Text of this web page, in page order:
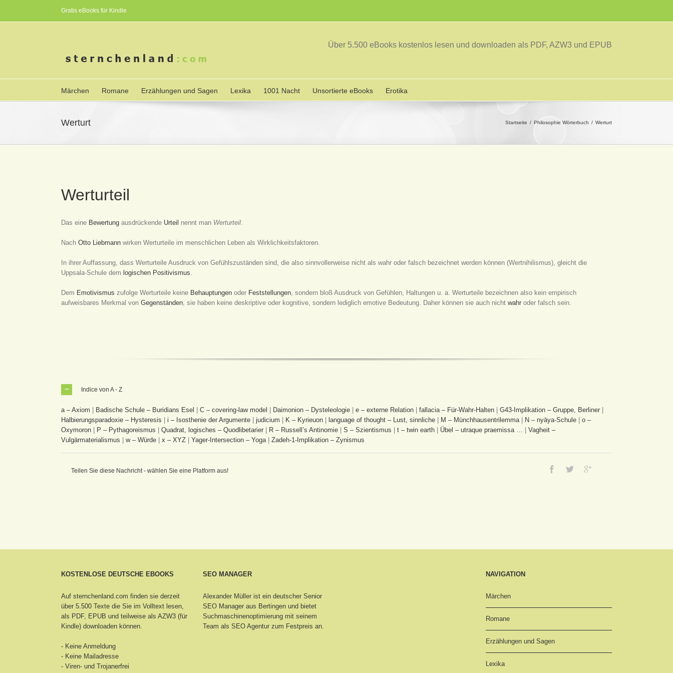
Gratis eBooks für Kindle
Über 5.500 eBooks kostenlos lesen und downloaden als PDF, AZW3 und EPUB
Märchen Romane Erzählungen und Sagen Lexika 1001 Nacht Unsortierte eBooks Erotika
Werturt Startseite Philosophie Wörterbuch Werturt
Werturteil
Das eine Bewertung ausdrückende Urteil nennt man Werturteil
Nach Otto Liebmann wirken Werturteile im menschlichen Leben als Wirklichkeitsfaktoren.
In ihrer Auffassung, dass Werturteile Ausdruck von Gefühlszuständen sind, die also sinnvollerweise nicht als wahr oder falsch bezeichnet werden können (Wertnihilismus), gleicht die
Uppsala-Schule dem logischen Positivismus
Dem Emotivismus zufolge Werturteile keine Behauptungen oder Feststellungen , sondern bloß Ausdruck von Gefühlen, Haltungen u. a. Werturteile bezeichnen also kein empirisch
aufweisbares Merkmal von Gegenständen , sie haben keine deskriptive oder kognitive, sondern lediglich emotive Bedeutung. Daher können sie auch nicht wahr oder falsch sein.
Indice von A - Z
a – Axiom Badische Schule – Buridians Esel C – covering-law model Daimonion – Dysteleologie e – externe Relation fallacia – Für-Wahr-Halten G43-Implikation – Gruppe, Berliner
Halbierungsparadoxie – Hysteresis
i – Isosthenie der Argumente judicium K – Kyrieuon language of thought – Lust, sinnliche M – Münchhausentrilemma N – nyāya-Schule
o –
Oxymoron
P – Pythagoreismus Quadrat, logisches – Quodlibetarier R – Russell’s Antinomie S – Szientismus t – twin earth Übel – utraque praemissa …
Vagheit –
Vulgärmaterialismus
w – Würde x – XYZ Yager-Intersection – Yoga Zadeh-1-Implikation – Zynismus
Teilen Sie diese Nachricht - wählen Sie eine Platform aus!
KOSTENLOSE DEUTSCHE EBOOKS
Auf sternchenland.com finden sie derzeit
über 5.500 Texte die Sie im Volltext lesen,
als PDF, EPUB und teilweise als AZW3 (für
Kindle) downloaden können.
- Keine Anmeldung
- Keine Mailadresse
- Viren- und Trojanerfrei
SEO MANAGER
Alexander Müller ist ein deutscher Senior
SEO Manager aus Bertingenund bietet
Suchmaschinenoptimierung mit seinem
Team als SEO Agentur zum Festpreis an.
NAVIGATION
Märchen
Romane
Erzählungen und Sagen
Lexika